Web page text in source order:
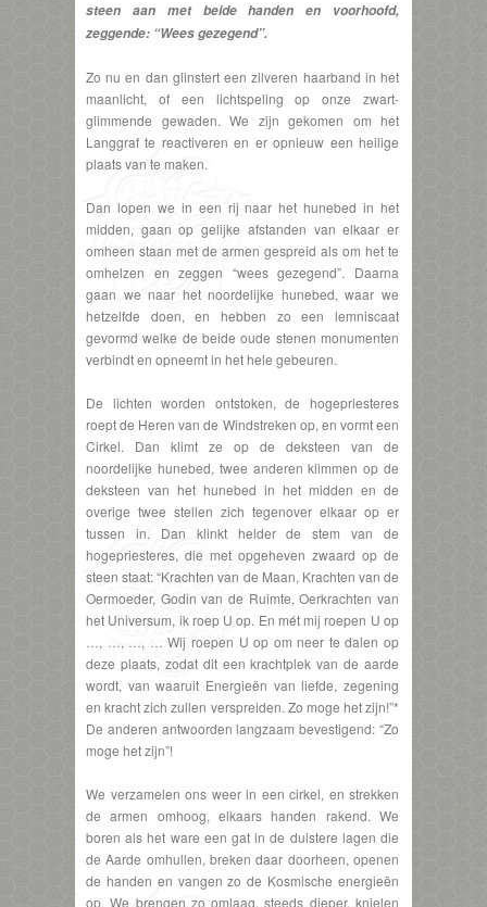
steen aan met beide handen en voorhoofd,
zeggende: “Wees gezegend”.
Zo nu en dan glinstert een zilveren haarband in het
maanlicht, of een lichtspeling op onze zwart-
glimmende gewaden. We zijn gekomen om het
Langgraf te reactiveren en er opnieuw een heilige
plaats van te maken.
Dan lopen we in een rij naar het hunebed in het
midden, gaan op gelijke afstanden van elkaar er
omheen staan met de armen gespreid als om het te
omhelzen en zeggen “wees gezegend”. Daarna
gaan we naar het noordelijke hunebed, waar we
hetzelfde doen, en hebben zo een lemniscaat
gevormd welke de beide oude stenen monumenten
verbindt en opneemt in het hele gebeuren.
De lichten worden ontstoken, de hogepriesteres
roept de Heren van de Windstreken op, en vormt een
Cirkel. Dan klimt ze op de deksteen van de
noordelijke hunebed, twee anderen klimmen op de
deksteen van het hunebed in het midden en de
overige twee stellen zich tegenover elkaar op er
tussen in. Dan klinkt helder de stem van de
hogepriesteres, die met opgeheven zwaard op de
steen staat: “Krachten van de Maan, Krachten van de
Oermoeder, Godin van de Ruimte, Oerkrachten van
het Universum, ik roep U op. En mét mij roepen U op
…, …, …, … Wij roepen U op om neer te dalen op
deze plaats, zodat dit een krachtplek van de aarde
wordt, van waaruit Energieën van liefde, zegening
en kracht zich zullen verspreiden. Zo moge het zijn!”*
De anderen antwoorden langzaam bevestigend: “Zo
moge het zijn”!
We verzamelen ons weer in een cirkel, en strekken
de armen omhoog, elkaars handen rakend. We
boren als het ware een gat in de duistere lagen die
de Aarde omhullen, breken daar doorheen, openen
de handen en vangen zo de Kosmische energieën
op. We brengen zo omlaag, steeds dieper, knielen